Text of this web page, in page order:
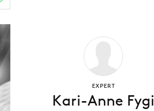
EXPERT
Kari-Anne Fygi